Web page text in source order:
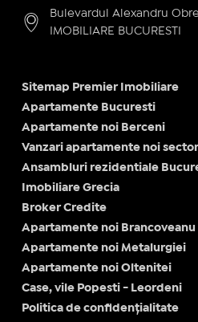
Bulevardul Alexandru
IMOBILIARE BUCURESTI
Sitemap Premier Imobiliare
Apartamente Bucuresti
Apartamente noi Berceni
Vanzari apartamente noi
Ansambluri rezidentiale
Imobiliare Grecia
Broker Credite
Apartamente noi Brancoveanu
Apartamente noi Metalurgiei
Apartamente noi Oltenitei
Case, vile Popesti - Leordeni
Politica de confidențialitate